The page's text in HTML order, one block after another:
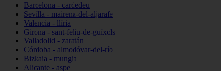
Barcelona - cardedeu
Sevilla - mairena-del-aljarafe
Valencia - llíria
Girona - sant-feliu-de-guíxols
Valladolid - zaratán
Córdoba - almodóvar-del-río
Bizkaia - mungia
Alicante - aspe